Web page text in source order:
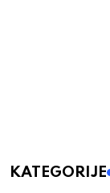
KATEGORIJE